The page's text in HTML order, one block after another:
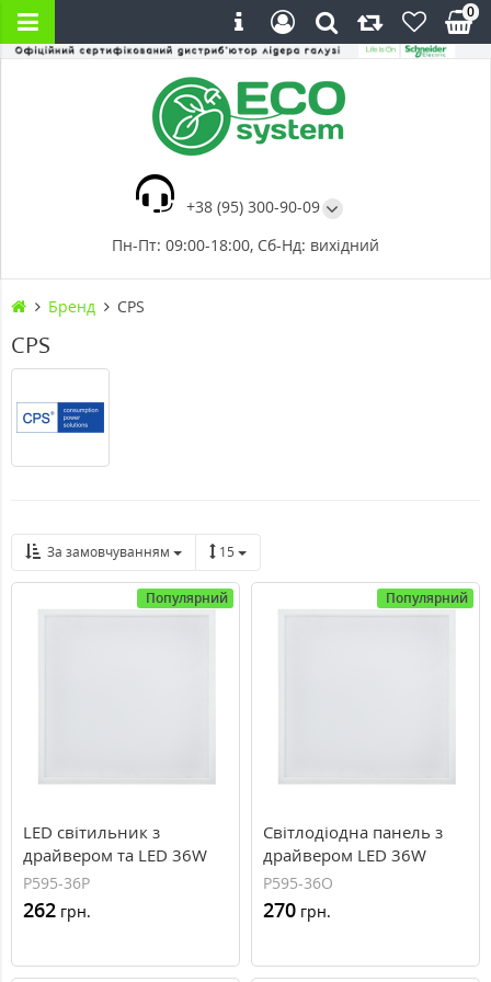
+38 (95) 300-90-09
Пн-Пт: 09:00-18:00, Сб-Нд: вихідний
0
Бренд CPS
CPS
За замовчуванням 15
Популярний
LED світильник з
драйвером та LED 36W
холодне світло
P595-36P
262 грн.
Популярний
Світлодіодна панель з
драйвером LED 36W
холодне світло опал
матовий
P595-36O
270 грн.